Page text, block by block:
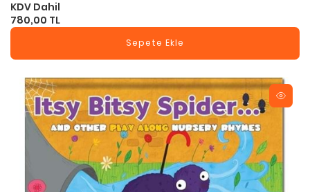
KDV Dahil
780,00 TL
Sepete Ekle